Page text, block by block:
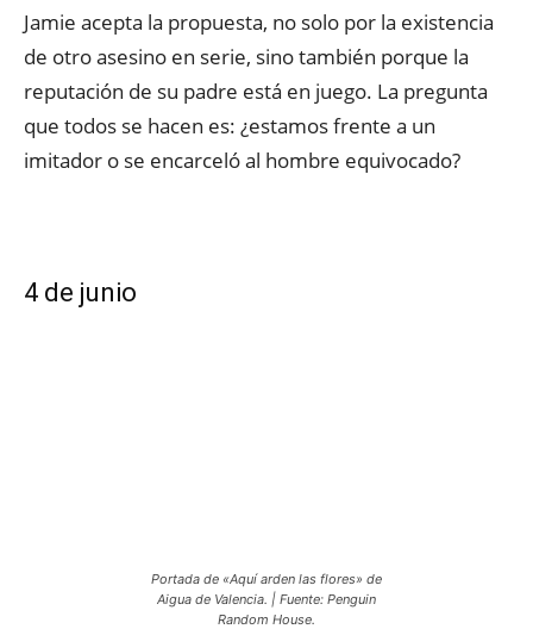
Jamie acepta la propuesta, no solo por la existencia
de otro asesino en serie, sino también porque la
reputación de su padre está en juego. La pregunta
que todos se hacen es: ¿estamos frente a un
imitador o se encarceló al hombre equivocado?
4 de junio
Portada de «Aquí arden las flores» de
Aigua de Valencia. | Fuente: Penguin
Random House.